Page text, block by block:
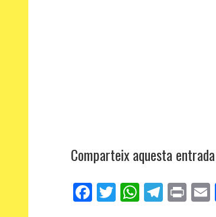
Comparteix aquesta entrada
Fa Tw W Te Pri E